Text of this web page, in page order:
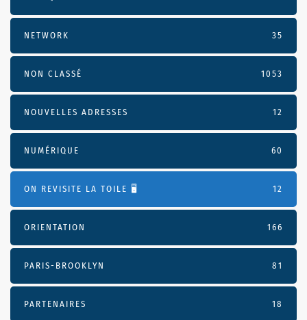
NETWORK 35
NON CLASSÉ 1053
NOUVELLES ADRESSES 12
NUMÉRIQUE 60
ON REVISITE LA TOILE 🖥️ 12
ORIENTATION 166
PARIS-BROOKLYN 81
PARTENAIRES 18